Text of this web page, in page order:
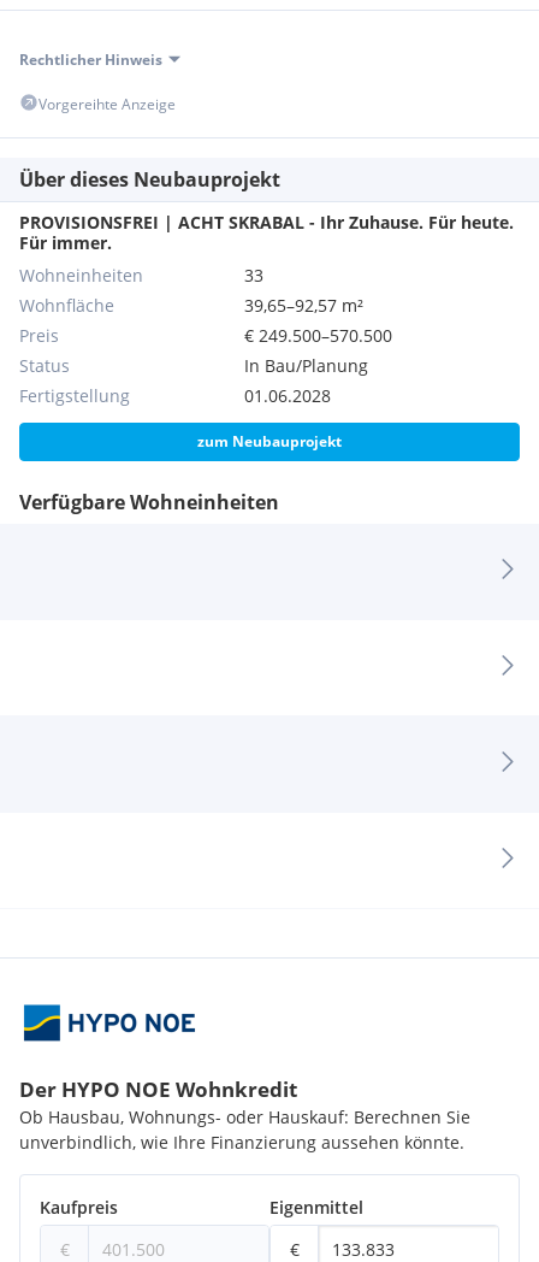
Rechtlicher Hinweis
Vorgereihte Anzeige
Verfügbare Wohneinheiten
Über dieses Neubauprojekt
PROVISIONSFREI | ACHT SKRABAL - Ihr Zuhause. Für heute.
Für immer.
Wohneinheiten
33
Wohnfläche
39,65–92,57 m²
Preis
€ 249.500–570.500
Status
In Bau/Planung
Fertigstellung
01.06.2028
zum Neubauprojekt
Der HYPO NOE Wohnkredit
Ob Hausbau, Wohnungs- oder Hauskauf: Berechnen Sie
unverbindlich, wie Ihre Finanzierung aussehen könnte.
Kaufpreis
€
Eigenmittel
€